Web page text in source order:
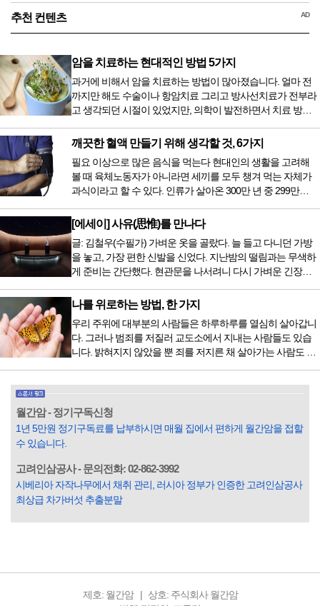
추천 컨텐츠 AD
암을 치료하는 현대적인 방법 5가지
과거에 비해서 암을 치료하는 방법이 많아졌습니다. 얼마 전
까지만 해도 수술이나 항암치료 그리고 방사선치료가 전부라
고 생각되던 시절이 있었지만, 의학이 발전하면서 치료 방법
오면서 암을 치료하는 방법이 하나 더 추가되었습니다. 중입
자 치료를 받기 위해서는 일본이나 독일 등 중입자 치료기가
있는 나라에 가서 힘들게 치료받았지만 얼마 전 국내 도입 후
전립선암 환자를 시작으로 중입자 치료기가 가동되었습니다.
치료 범위가 한정되어 모든 암 환자가 중입자 치료를 받을 수
는 없지만 치료...
깨끗한 혈액 만들기 위해 생각할 것, 6가지
필요 이상으로 많은 음식을 먹는다 현대인의 생활을 고려해
볼 때 육체노동자가 아니라면 세끼를 모두 챙겨 먹는 자체가
과식이라고 할 수 있다. 인류가 살아온 300만 년 중 299만
저녁을 습관적으로 음식을 섭취한다. 게다가 밤늦은 시간까지
음식을 먹거나, 아침에 식욕이 없는데도 ‘아침을 먹어야 하루
가 활기차다’라는 이야기에 사로잡혀 억지로 먹는 경우가 많
다. 식욕이 없다는 느낌은 본능이 보내는 신호다. 즉 먹어도 소
화할 힘이 없다거나 더 이상 먹으면 혈액 안에 잉여물...
[에세이] 사유(思惟)를 만나다
글: 김철우(수필가) 가벼운 옷을 골랐다. 늘 들고 다니던 가방
을 놓고, 가장 편한 신발을 신었다. 지난밤의 떨림과는 무색하
게 준비는 간단했다. 현관문을 나서려니 다시 가벼운 긴장감
막이 열리기 전. 그 특유의 무대 냄새를 맡았을 때의 긴장감 같
은 것이었다. 두 금동 미륵 반가사유상을 만나러 가는 길은 그
렇게 시작됐다. 두 반가사유상을 알게 된 것은 몇 해 전이었다.
잡지의 발행인으로 독자에게 선보일 좋은 콘텐츠를 고민하던
중 우리 문화재를 하나씩 소개하고자...
나를 위로하는 방법, 한 가지
우리 주위에 대부분의 사람들은 하루하루를 열심히 살아갑니
다. 그러나 범죄를 저질러 교도소에서 지내는 사람들도 있습
니다. 밝혀지지 않았을 뿐 죄를 저지른 채 살아가는 사람도 있
입힌다는 것입니다. 미꾸라지 한 마리가 시냇물을 흐린다는
옛말이 그저 허투루 생기지는 않은 듯합니다. 대부분의 사람
들은 열심히 살아갑니다. 그렇다고 97%의 사람들이 모두 착
월간암 - 정기구독신청
1년 5만원 정기구독료를 납부하시면 매월 집에서 편하게 월간암을 접할
수 있습니다.
고려인삼공사 - 문의전화: 02-862-3992
시베리아 자작나무에서 채취 관리, 러시아 정부가 인증한 고려인삼공사
최상급 차가버섯 추출분말
제호: 월간암
상호: 주식회사 월간암